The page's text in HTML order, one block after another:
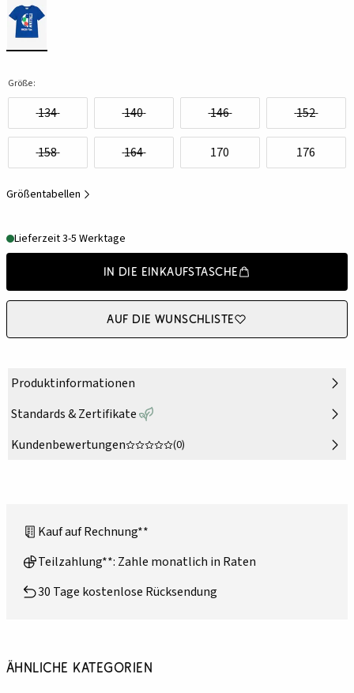
Größe:
134 140 146 152
158 164 170 176
Größentabellen
Lieferzeit 3-5 Werktage
In die Einkaufstasche
Auf die Wunschliste
Produktinformationen
Standards & Zertifikate
Kundenbewertungen
(0)
Kauf auf Rechnung**
Teilzahlung**: Zahle monatlich in Raten
30 Tage kostenlose Rücksendung
Ähnliche Kategorien